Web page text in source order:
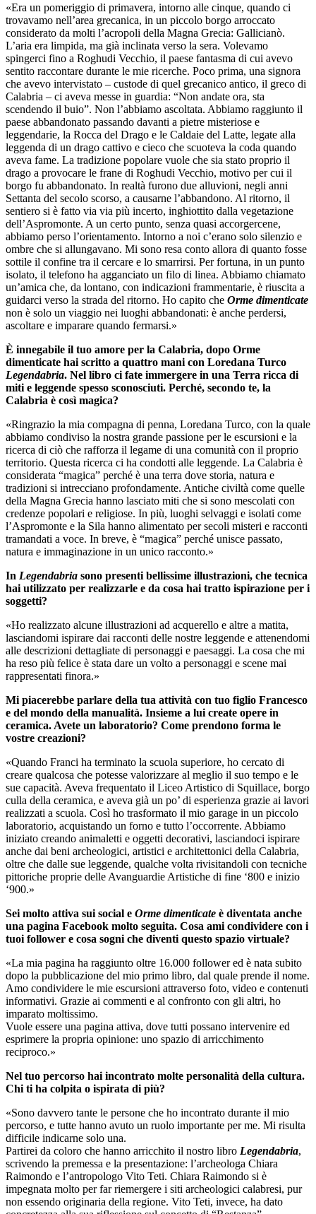
«Era un pomeriggio di primavera, intorno alle cinque, quando ci
trovavamo nell’area grecanica, in un piccolo borgo arroccato
considerato da molti l’acropoli della Magna Grecia: Gallicianò.
L’aria era limpida, ma già inclinata verso la sera. Volevamo
spingerci fino a Roghudi Vecchio, il paese fantasma di cui avevo
sentito raccontare durante le mie ricerche. Poco prima, una signora
che avevo intervistato – custode di quel grecanico antico, il greco di
Calabria – ci aveva messe in guardia: “Non andate ora, sta
scendendo il buio”. Non l’abbiamo ascoltata. Abbiamo raggiunto il
paese abbandonato passando davanti a pietre misteriose e
leggendarie, la Rocca del Drago e le Caldaie del Latte, legate alla
leggenda di un drago cattivo e cieco che scuoteva la coda quando
aveva fame. La tradizione popolare vuole che sia stato proprio il
drago a provocare le frane di Roghudi Vecchio, motivo per cui il
borgo fu abbandonato. In realtà furono due alluvioni, negli anni
Settanta del secolo scorso, a causarne l’abbandono. Al ritorno, il
sentiero si è fatto via via più incerto, inghiottito dalla vegetazione
dell’Aspromonte. A un certo punto, senza quasi accorgercene,
abbiamo perso l’orientamento. Intorno a noi c’erano solo silenzio e
ombre che si allungavano. Mi sono resa conto allora di quanto fosse
sottile il confine tra il cercare e lo smarrirsi. Per fortuna, in un punto
isolato, il telefono ha agganciato un filo di linea. Abbiamo chiamato
un’amica che, da lontano, con indicazioni frammentarie, è riuscita a
guidarci verso la strada del ritorno. Ho capito che Orme dimenticate
non è solo un viaggio nei luoghi abbandonati: è anche perdersi,
ascoltare e imparare quando fermarsi.»
È innegabile il tuo amore per la Calabria, dopo Orme
dimenticate hai scritto a quattro mani con Loredana Turco
Legendabria. Nel libro ci fate immergere in una Terra ricca di
miti e leggende spesso sconosciuti. Perché, secondo te, la
Calabria è così magica?
«Ringrazio la mia compagna di penna, Loredana Turco, con la quale
abbiamo condiviso la nostra grande passione per le escursioni e la
ricerca di ciò che rafforza il legame di una comunità con il proprio
territorio. Questa ricerca ci ha condotti alle leggende. La Calabria è
considerata “magica” perché è una terra dove storia, natura e
tradizioni si intrecciano profondamente. Antiche civiltà come quelle
della Magna Grecia hanno lasciato miti che si sono mescolati con
credenze popolari e religiose. In più, luoghi selvaggi e isolati come
l’Aspromonte e la Sila hanno alimentato per secoli misteri e racconti
tramandati a voce. In breve, è “magica” perché unisce passato,
natura e immaginazione in un unico racconto.»
In Legendabria sono presenti bellissime illustrazioni, che tecnica
hai utilizzato per realizzarle e da cosa hai tratto ispirazione per i
soggetti?
«Ho realizzato alcune illustrazioni ad acquerello e altre a matita,
lasciandomi ispirare dai racconti delle nostre leggende e attenendomi
alle descrizioni dettagliate di personaggi e paesaggi. La cosa che mi
ha reso più felice è stata dare un volto a personaggi e scene mai
rappresentati finora.»
Mi piacerebbe parlare della tua attività con tuo figlio Francesco
e del mondo della manualità. Insieme a lui create opere in
ceramica. Avete un laboratorio? Come prendono forma le
vostre creazioni?
«Quando Franci ha terminato la scuola superiore, ho cercato di
creare qualcosa che potesse valorizzare al meglio il suo tempo e le
sue capacità. Aveva frequentato il Liceo Artistico di Squillace, borgo
culla della ceramica, e aveva già un po’ di esperienza grazie ai lavori
realizzati a scuola. Così ho trasformato il mio garage in un piccolo
laboratorio, acquistando un forno e tutto l’occorrente. Abbiamo
iniziato creando animaletti e oggetti decorativi, lasciandoci ispirare
anche dai beni archeologici, artistici e architettonici della Calabria,
oltre che dalle sue leggende, qualche volta rivisitandoli con tecniche
pittoriche proprie delle Avanguardie Artistiche di fine ‘800 e inizio
‘900.»
Sei molto attiva sui social e Orme dimenticate è diventata anche
una pagina Facebook molto seguita. Cosa ami condividere con i
tuoi follower e cosa sogni che diventi questo spazio virtuale?
«La mia pagina ha raggiunto oltre 16.000 follower ed è nata subito
dopo la pubblicazione del mio primo libro, dal quale prende il nome.
Amo condividere le mie escursioni attraverso foto, video e contenuti
informativi. Grazie ai commenti e al confronto con gli altri, ho
imparato moltissimo.
Vuole essere una pagina attiva, dove tutti possano intervenire ed
esprimere la propria opinione: uno spazio di arricchimento
reciproco.»
Nel tuo percorso hai incontrato molte personalità della cultura.
Chi ti ha colpita o ispirata di più?
«Sono davvero tante le persone che ho incontrato durante il mio
percorso, e tutte hanno avuto un ruolo importante per me. Mi risulta
difficile indicarne solo una.
Partirei da coloro che hanno arricchito il nostro libro Legendabria,
scrivendo la premessa e la presentazione: l’archeologa Chiara
Raimondo e l’antropologo Vito Teti. Chiara Raimondo si è
impegnata molto per far riemergere i siti archeologici calabresi, pur
non essendo originaria della regione. Vito Teti, invece, ha dato